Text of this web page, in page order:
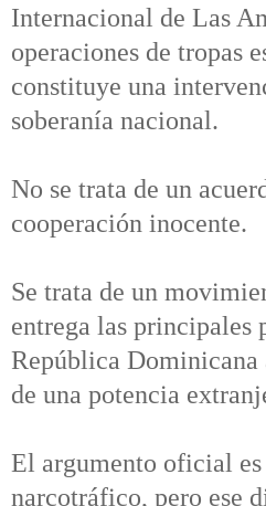
Internacional de Las
operaciones de tropas
constituye una
soberanía nacional.
No se trata de un
cooperación inocente.
Se trata de un
entrega las principales
República
de una potencia
El argumento oficial
narcotráfico, pero ese